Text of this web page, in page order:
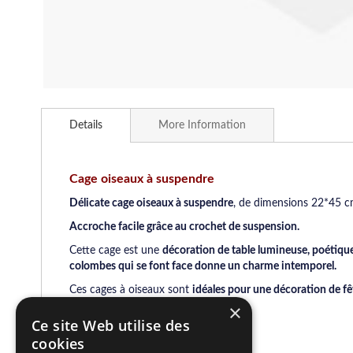
to
gallery
Details
Cage oiseaux à suspendre
Délicate cage oiseaux à suspendre, de dimensions 22*45
Accroche facile grâce au crochet de suspension.
Cette cage est une décoration de table lumineuse,
colombes qui se font face donne un charme intemporel.
Ces cages à oiseaux sont idéales pour une décoration de
More Information
×
Ce site Web utilise des
cookies